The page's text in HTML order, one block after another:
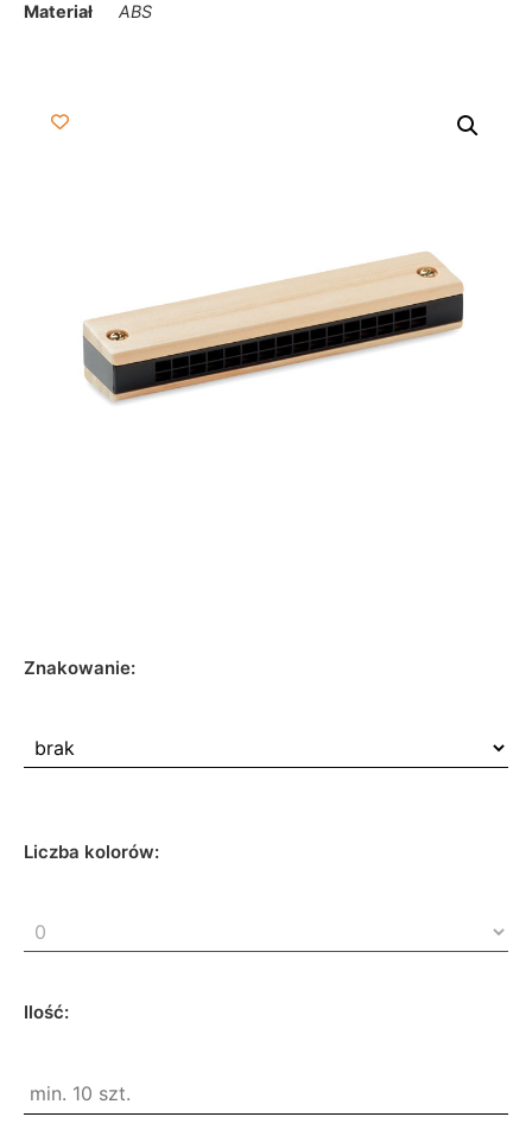
Materiał ABS
Znakowanie:
Liczba kolorów:
Ilość: